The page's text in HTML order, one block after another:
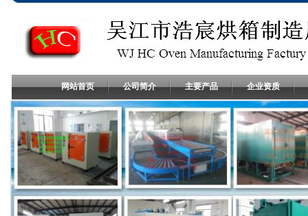
网站首页 公司简介 主要产品 企业资质